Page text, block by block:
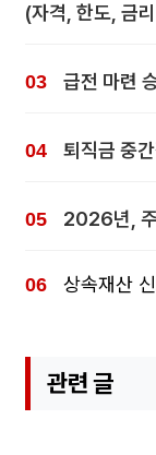
(자격, 한도, 금
급전 마련
퇴직금 중
2026년, 주
상속재산
관련 글